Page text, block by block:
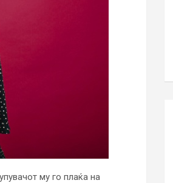
му го плаќа на